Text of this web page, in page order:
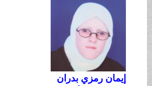
إيمانرمزي بدران